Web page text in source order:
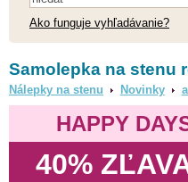
Ako funguje vyhľadávanie?
Samolepka na stenu
Nálepky na stenu Novinky
HAPPY
40%